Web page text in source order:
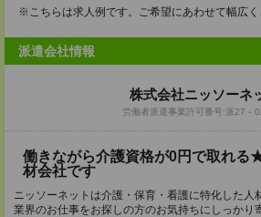
※こちらは求人例です。ご希望にあわせて幅広く
派遣会社情報
株式会社ニッソーネ
労働者派遣事業許可番号:派27－
働きながら介護資格が0円で取れる
材会社です
ニッソーネットは介護・保育・看護に特化した人
業界のお仕事をお探しの方のお気持ちにしっかり